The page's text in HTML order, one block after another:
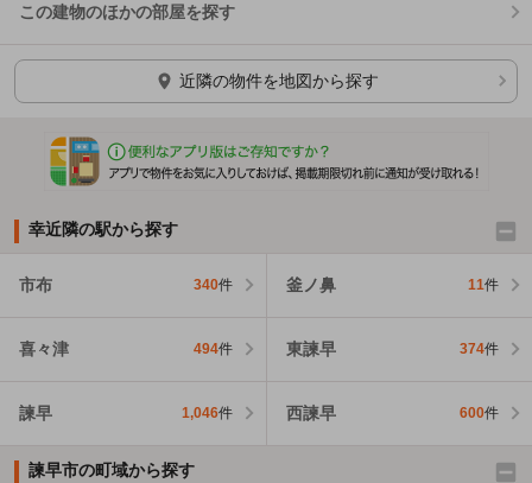
この建物のほかの部屋を探す
ほかの部屋を検索中…
近隣の物件を地図から探す
幸近隣の駅から探す
市布 340件 釜ノ鼻 11件
喜々津 494件 東諫早 374件
諫早 1,046件 西諫早 600件
諫早市の町域から探す